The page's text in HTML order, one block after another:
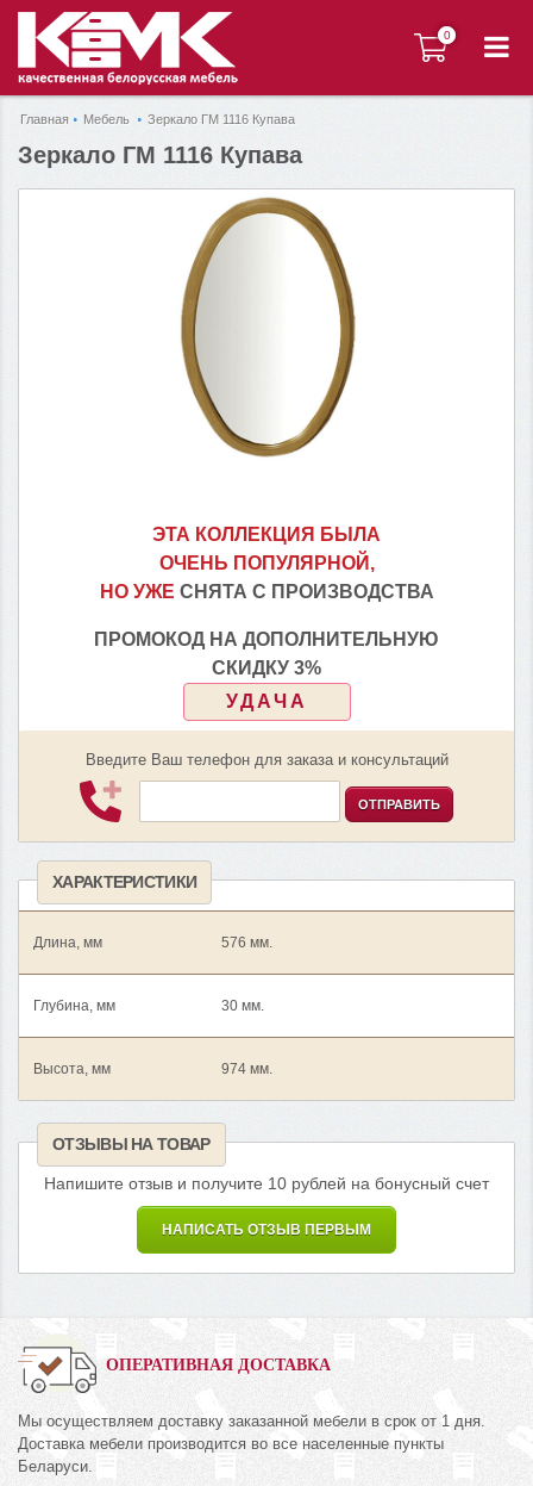
0
0
Главная Мебель Зеркало ГМ 1116 Купава
Зеркало ГМ 1116 Купава
ЭТА КОЛЛЕКЦИЯ БЫЛА
ОЧЕНЬ ПОПУЛЯРНОЙ,
НО УЖЕ СНЯТА С ПРОИЗВОДСТВА
ПРОМОКОД НА ДОПОЛНИТЕЛЬНУЮ
СКИДКУ 3%
УДАЧА
Введите Ваш телефон для заказа и консультаций
ОТПРАВИТЬ
ХАРАКТЕРИСТИКИ
Длина, мм 576 мм.
Глубина, мм 30 мм.
Высота, мм 974 мм.
ОТЗЫВЫ НА ТОВАР
Напишите отзыв и получите 10 рублей на бонусный счет
НАПИСАТЬ ОТЗЫВ ПЕРВЫМ
ОПЕРАТИВНАЯ ДОСТАВКА
Мы осуществляем доставку заказанной мебели в срок от 1 дня.
Доставка мебели производится во все населенные пункты
Беларуси.